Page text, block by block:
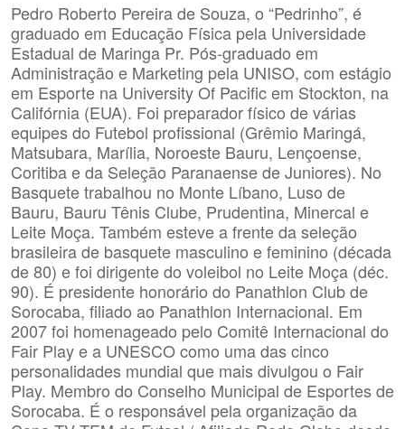
Pedro Roberto Pereira de Souza, o “Pedrinho”, é
graduado em Educação Física pela Universidade
Estadual de Maringa Pr. Pós-graduado em
Administração e Marketing pela UNISO, com estágio
em Esporte na University Of Pacific em Stockton, na
Califórnia (EUA). Foi preparador físico de várias
equipes do Futebol profissional (Grêmio Maringá,
Matsubara, Marília, Noroeste Bauru, Lençoense,
Coritiba e da Seleção Paranaense de Juniores). No
Basquete trabalhou no Monte Líbano, Luso de
Bauru, Bauru Tênis Clube, Prudentina, Minercal e
Leite Moça. Também esteve a frente da seleção
brasileira de basquete masculino e feminino (década
de 80) e foi dirigente do voleibol no Leite Moça (déc.
90). É presidente honorário do Panathlon Club de
Sorocaba, filiado ao Panathlon Internacional. Em
2007 foi homenageado pelo Comitê Internacional do
Fair Play e a UNESCO como uma das cinco
personalidades mundial que mais divulgou o Fair
Play. Membro do Conselho Municipal de Esportes de
Sorocaba. É o responsável pela organização da